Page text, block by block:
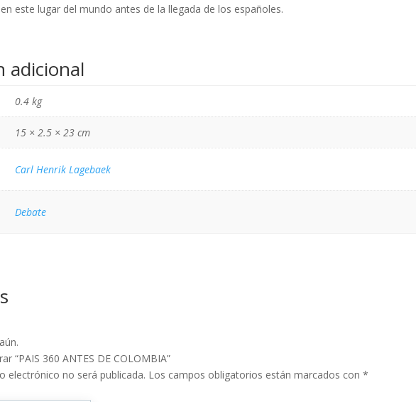
este lugar del mundo antes de la llegada de los españoles.
adicional
0.4 kg
15 × 2.5 × 23 cm
Carl Henrik Lagebaek
Debate
“PAIS 360 ANTES DE COLOMBIA”
electrónico no será publicada. Los campos obligatorios están marcados con*